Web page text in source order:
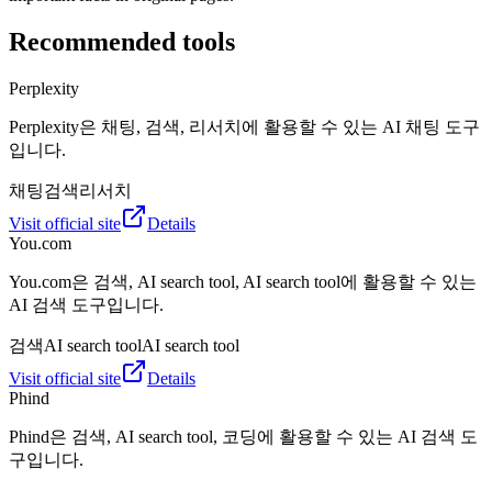
Recommended tools
Perplexity
Perplexity은 채팅, 검색, 리서치에 활용할 수 있는 AI 채팅 도구
입니다.
채팅검색리서치
Visit official site
Details
You.com
You.com은 검색, AI search tool, AI search tool에 활용할 수 있는
AI 검색 도구입니다.
검색AI search toolAI search tool
Visit official site
Details
Phind
Phind은 검색, AI search tool, 코딩에 활용할 수 있는 AI 검색 도
구입니다.